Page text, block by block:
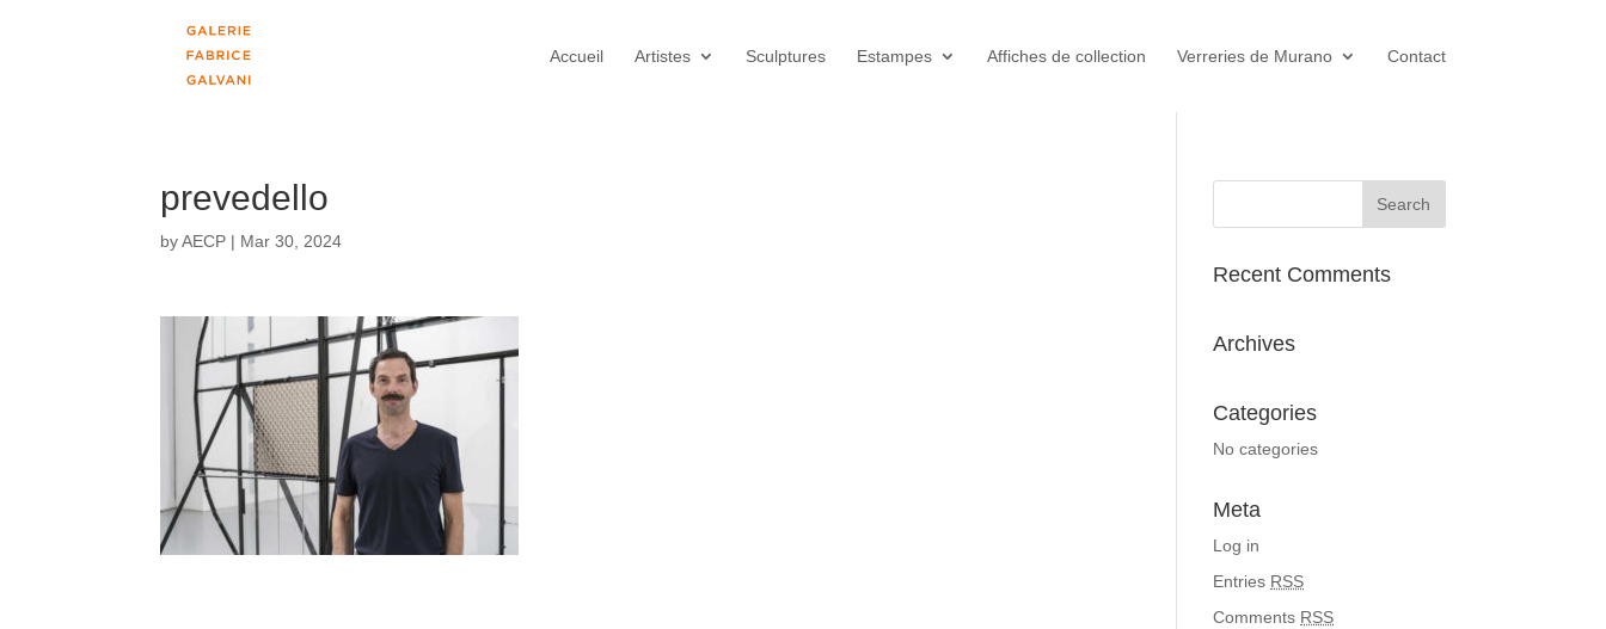
Accueil Artistes Sculptures Estampes Affiches de collection Verreries de Murano Contact
prevedello
byAECP | Mar 30, 2024
Recent Comments
Archives
Categories
No categories
Meta
Log in
Entries RSS
Comments RSS